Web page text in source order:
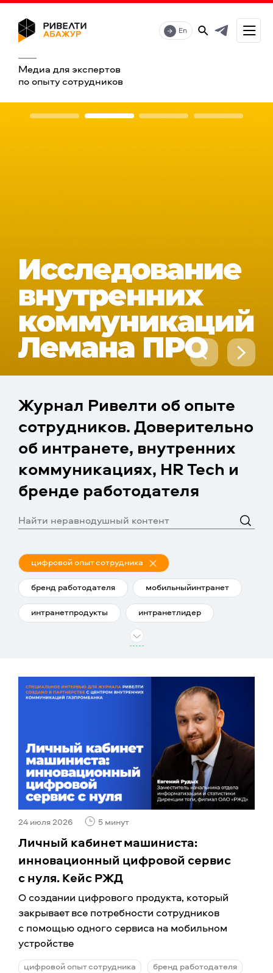
Медиа для экспертов
по опыту сотрудников
En
Журнал Ривелти об опыте
сотрудников. Доверительно
об интранете, внутренних
коммуникациях, HR Tech и
бренде работодателя
цифровой опыт сотрудника
бренд работодателя мобильныйинтранет
интранетпродукты интранетлидер
корпоративное ТВ
REXAwards интранетисследования
интранетзнания
интранетконференции интранеттренды
интранетшанс внутренние коммуникации
команда
24 июля 2026
5 минут
Личный кабинет машиниста:
инновационный цифровой сервис
с нуля. Кейс РЖД
О создании цифрового продукта, который
закрывает все потребности сотрудников
с помощью одного сервиса на мобильном
устройстве
цифровой опыт сотрудника
бренд работодателя